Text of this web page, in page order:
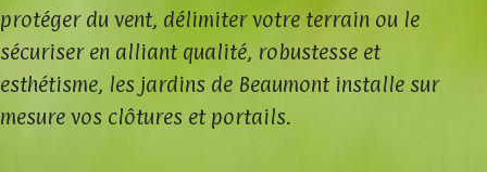
protéger du vent, délimiter votre terrain ou le
sécuriser en alliant qualité, robustesse et
esthétisme, les jardins de Beaumont installe sur
mesure vos clôtures et portails.